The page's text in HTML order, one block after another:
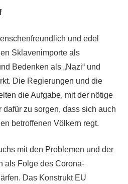
und edel
Sklavenimporte als
Bedenken als „Nazi“ und
Die Regierungen und die
die Aufgabe, mit der nötige
dafür zu sorgen, dass sich auch
betroffenen Völkern regt.
mit den Problemen und der
als Folge des Corona-
Das Konstrukt EU